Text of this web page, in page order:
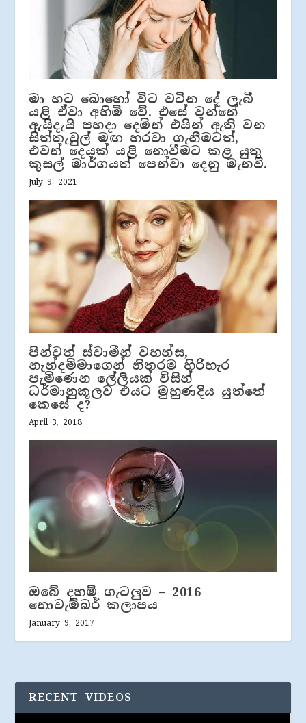
මා හට බොහෝ විට වටින දේ ලැබී
යළි ඒවා අහිමි වේ. එසේ වන්නේ
ඇයිදැයි පහදා දෙමින් එයින් ඇති වන
සිත්තැවුල් මඟ හරවා ගැනීමටත්,
එවන් දෙයක් යළි නොවීමට කළ යුතු
කුසල් මාර්ගයත් පෙන්වා දෙනු මැනවි.
July 9, 2021
පින්වත් ස්වාමීන් වහන්ස,
නැන්දම්මාගෙන් නිතරම හිරිහැර
පැමිණෙන ලේලියක් විසින්
ධර්මානුකූලව එයට මුහුණදිය යුත්තේ
කෙසේ ද?
April 3, 2018
ඔබේ දහම් ගැටලුව – 2016
නොවැම්බර් කලාපය
January 9, 2017
RECENT VIDEOS